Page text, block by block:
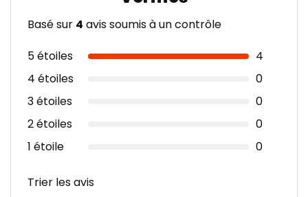
Basé sur 4 avis soumis à un contrôle
5 étoiles
4
4 étoiles
0
3 étoiles
0
2 étoiles
0
1 étoile
0
Trier les avis